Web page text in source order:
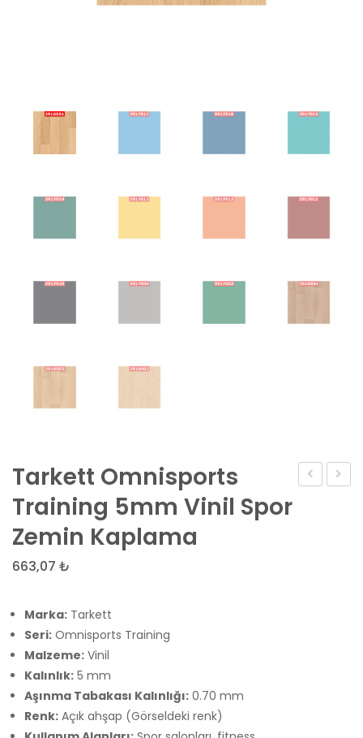
Tarkett Omnisports
Training 5mm Vinil Spor
Zemin Kaplama
663,07 ₺
Marka: Tarkett
Seri: Omnisports Training
Malzeme: Vinil
Kalınlık: 5 mm
Aşınma Tabakası Kalınlığı: 0.70 mm
Renk: Açık ahşap (Görseldeki renk)